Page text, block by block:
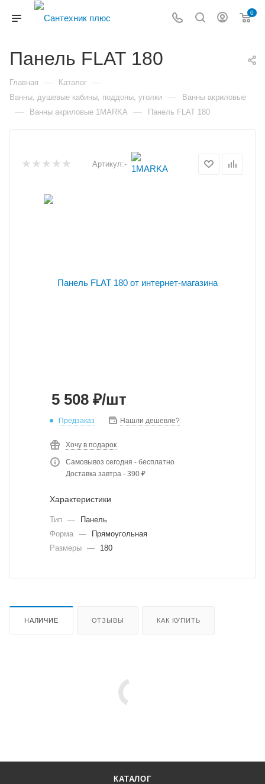
0
Панель FLAT 180
Главная — Каталог —
Ванны, душевые кабины, поддоны, уголки — Ванны акриловые
— Ванны акриловые 1MARKA — Панель FLAT 180
Артикул:-
5 508 ₽/шт
Предзаказ Нашли дешевле?
Хочу в подарок
Самовывоз сегодня - бесплатно
Доставка завтра - 390 ₽
Характеристики
Тип —
Панель
Форма —
Прямоугольная
Размеры — 180
НАЛИЧИЕ ОТЗЫВЫ КАК КУПИТЬ
КАТАЛОГ